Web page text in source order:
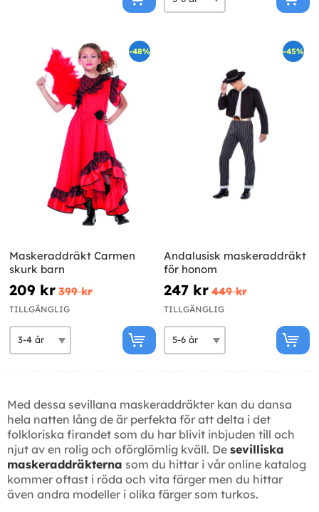
-48%
Maskeraddräkt Carmen
skurk barn
209 kr 399 kr
TILLGÄNGLIG
-45%
Andalusisk maskeraddräkt
för honom
247 kr 449 kr
TILLGÄNGLIG
Med dessa sevillana maskeraddräkter kan du dansa
hela natten lång de är perfekta för att delta i det
folkloriska firandet som du har blivit inbjuden till och
njut av en rolig och oförglömlig kväll. De sevilliska
maskeraddräkterna som du hittar i vår online katalog
kommer oftast i röda och vita färger men du hittar
även andra modeller i olika färger som turkos.